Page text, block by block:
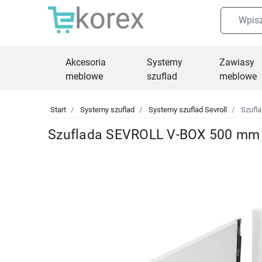
Akcesoria
meblowe
Systemy
szuflad
Zawiasy
meblowe
Start Systemy szuflad Systemy szuflad Sevroll
Szuflada SEVROLL V-BOX 500